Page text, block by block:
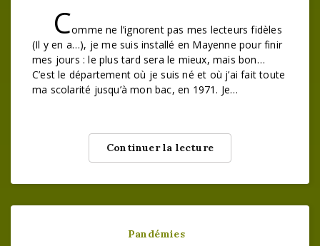
Comme ne l’ignorent pas mes lecteurs fidèles
(Il y en a…), je me suis installé en Mayenne pour finir
mes jours : le plus tard sera le mieux, mais bon…
C’est le département où je suis né et où j’ai fait toute
ma scolarité jusqu’à mon bac, en 1971. Je…
Continuer la lecture
Pandémies